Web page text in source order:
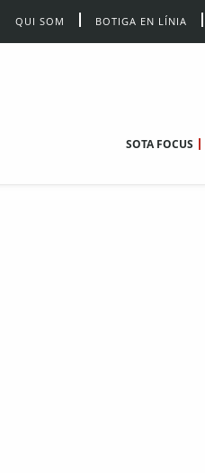
QUI SOM BOTIGA EN LÍNIA
SOTA FOCUS